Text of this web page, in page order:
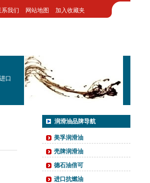
系我们 网站地图 加入收藏夹
口
润滑油品牌导航
美孚润滑油
壳牌润滑油
德石油倍可
进口抗燃油